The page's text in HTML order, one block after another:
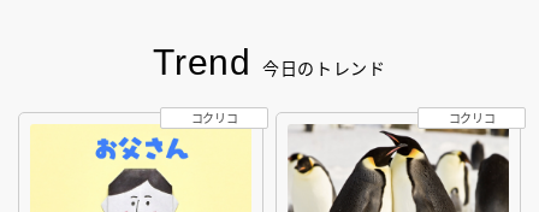
Trend 今日のトレンド
コクリコ コクリコ